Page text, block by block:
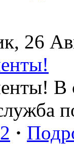
26
В
·